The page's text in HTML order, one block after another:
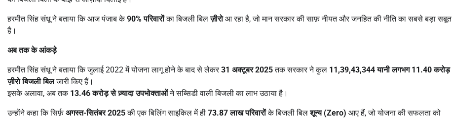
हरमीत सिंह संधू ने बताया कि आज पंजाब के90%परिवारोंका बिजली बिलज़ीरोआ रहा है, जो मान सरकार की साफ़ नीयत और जनहित की नीति का सबसे बड़ा सबूत
है।
अब तक के आंकड़े
हरमीत सिंह संधू ने बताया कि जुलाई 2022 में योजना लागू होने के बाद से लेकर31 अक्टूबर2025तक सरकार ने कुल 11,39,43,344यानी लगभग11.40करोड़
ज़ीरो बिजली बिलजारी किए हैं।
इसके अलावा, अब तक 13.46करोड़ से ज़्यादा उपभोक्ताओंने सब्सिडी वाली बिजली का लाभ उठाया है।
उन्होंने कहा कि सिर्फ़ अगस्त-सितंबर2025की एक बिलिंग साइकिल में ही 73.87लाख परिवारोंके बिजली बिलशून्य (Zero) आए हैं, जो योजना की सफलता को